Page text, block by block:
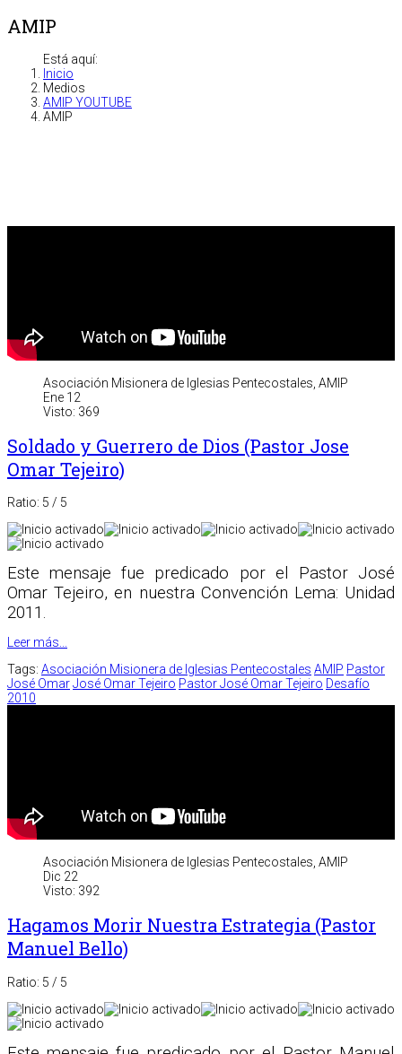
AMIP
Está aquí:
Inicio
Medios
AMIP YOUTUBE
AMIP
Asociación Misionera de Iglesias Pentecostales, AMIP
Ene 12
Visto: 369
Soldado y Guerrero de Dios (Pastor Jose
Omar Tejeiro)
Ratio: 5 / 5
Este mensaje fue predicado por el Pastor José
Omar Tejeiro, en nuestra Convención Lema: Unidad
2011.
Leer más...
Tags: Asociación Misionera de Iglesias Pentecostales AMIP Pastor
José OmarJosé Omar Tejeiro Pastor José Omar Tejeiro Desafío
2010
Asociación Misionera de Iglesias Pentecostales, AMIP
Dic 22
Visto: 392
Hagamos Morir Nuestra Estrategia (Pastor
Manuel Bello)
Ratio: 5 / 5